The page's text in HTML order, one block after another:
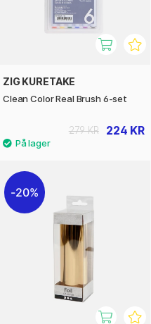
ZIG KURETAKE
Clean Color Real Brush 6-set
224 KR
279 KR
20%